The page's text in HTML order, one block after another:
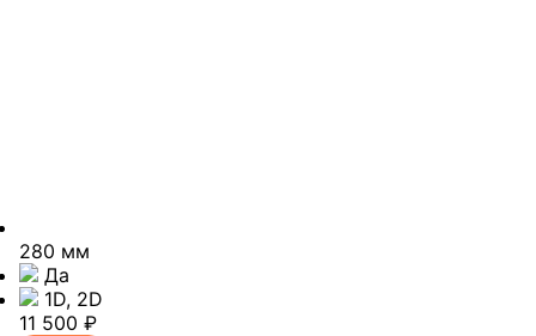
280 мм
Да
1D, 2D
11 500 ₽